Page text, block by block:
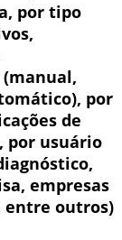
por tipo
por
de
por usuário
empresas
entre outros)